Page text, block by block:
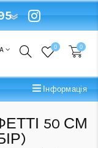
0 0
Інформація
50 СМ